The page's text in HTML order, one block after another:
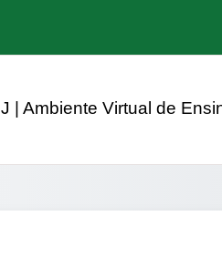
| Ambiente Virtual de